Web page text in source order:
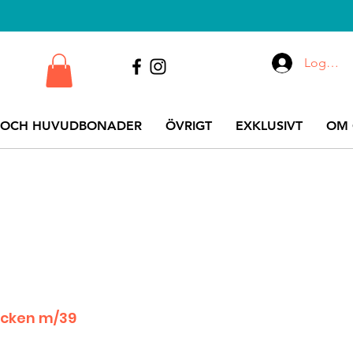
HUVUDBONADER ÖVRIGT EXKLUSIVT OM
Logga
m/39